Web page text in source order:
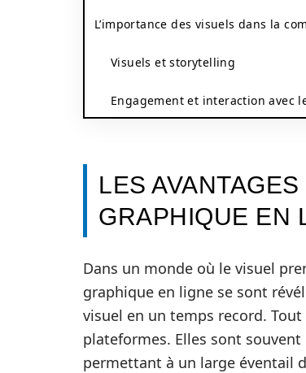
L’importance des visuels dans la
Visuels et storytelling
Engagement et interaction avec
LES
GRAPHIQUE EN
Dans un monde où le visuel
graphique en ligne se sont
visuel en un temps record. Tout
plateformes. Elles sont
permettant à un large éventail